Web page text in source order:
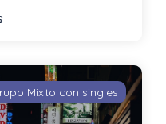
Mixto con singles